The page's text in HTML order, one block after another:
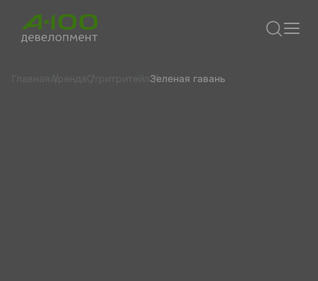
Зеленая гавань